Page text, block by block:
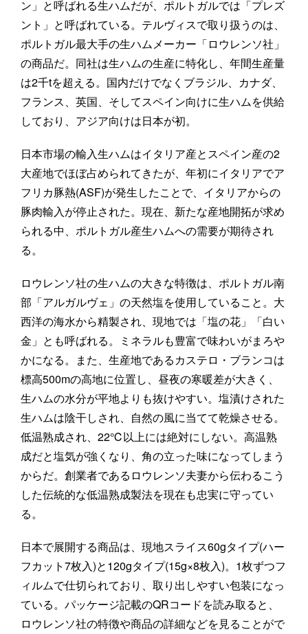
ン」と呼ばれる生ハムだが、ポルトガルでは「プレズ
ント」と呼ばれている。テルヴィスで取り扱うのは、
ポルトガル最大手の生ハムメーカー「ロウレンソ社」
の商品だ。同社は生ハムの生産に特化し、年間生産量
は2千tを超える。国内だけでなくブラジル、カナダ、
フランス、英国、そしてスペイン向けに生ハムを供給
しており、アジア向けは日本が初。
日本市場の輸入生ハムはイタリア産とスペイン産の2
大産地でほぼ占められてきたが、年初にイタリアでア
フリカ豚熱(ASF)が発生したことで、イタリアからの
豚肉輸入が停止された。現在、新たな産地開拓が求め
られる中、ポルトガル産生ハムへの需要が期待され
る。
ロウレンソ社の生ハムの大きな特徴は、ポルトガル南
部「アルガルヴェ」の天然塩を使用していること。大
西洋の海水から精製され、現地では「塩の花」「白い
金」とも呼ばれる。ミネラルも豊富で味わいがまろや
かになる。また、生産地であるカステロ・ブランコは
標高500mの高地に位置し、昼夜の寒暖差が大きく、
生ハムの水分が平地よりも抜けやすい。塩漬けされた
生ハムは陰干しされ、自然の風に当てて乾燥させる。
低温熟成され、22℃以上には絶対にしない。高温熟
成だと塩気が強くなり、角の立った味になってしまう
からだ。創業者であるロウレンソ夫妻から伝わるこう
した伝統的な低温熟成製法を現在も忠実に守ってい
る。
日本で展開する商品は、現地スライス60gタイプ(ハー
フカット7枚入)と120gタイプ(15g×8枚入)。1枚ずつフ
ィルムで仕切られており、取り出しやすい包装になっ
ている。パッケージ記載のQRコードを読み取ると、
ロウレンソ社の特徴や商品の詳細などを見ることがで